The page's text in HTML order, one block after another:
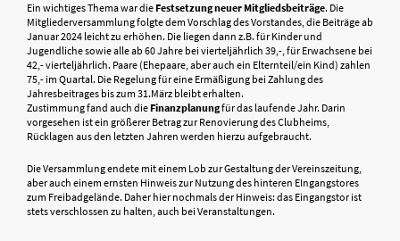
Ein wichtiges Thema war die Festsetzung neuer Mitgliedsbeiträge. Die
Mitgliederversammlung folgte dem Vorschlag des Vorstandes, die Beiträge ab
Januar 2024 leicht zu erhöhen. Die liegen dann z.B. für Kinder und
Jugendliche sowie alle ab 60 Jahre bei vierteljährlich 39,-, für Erwachsene bei
42,- vierteljährlich. Paare (Ehepaare, aber auch ein Elternteil/ein Kind) zahlen
75,- im Quartal. Die Regelung für eine Ermäßigung bei Zahlung des
Jahresbeitrages bis zum 31.März bleibt erhalten.
Zustimmung fand auch die Finanzplanungfür das laufende Jahr. Darin
vorgesehen ist ein größerer Betrag zur Renovierung des Clubheims,
Rücklagen aus den letzten Jahren werden hierzu aufgebraucht.
Die Versammlung endete mit einem Lob zur Gestaltung der Vereinszeitung,
aber auch einem ernsten Hinweis zur Nutzung des hinteren EIngangstores
zum Freibadgelände. Daher hier nochmals der Hinweis: das Eingangstor ist
stets verschlossen zu halten, auch bei Veranstaltungen.